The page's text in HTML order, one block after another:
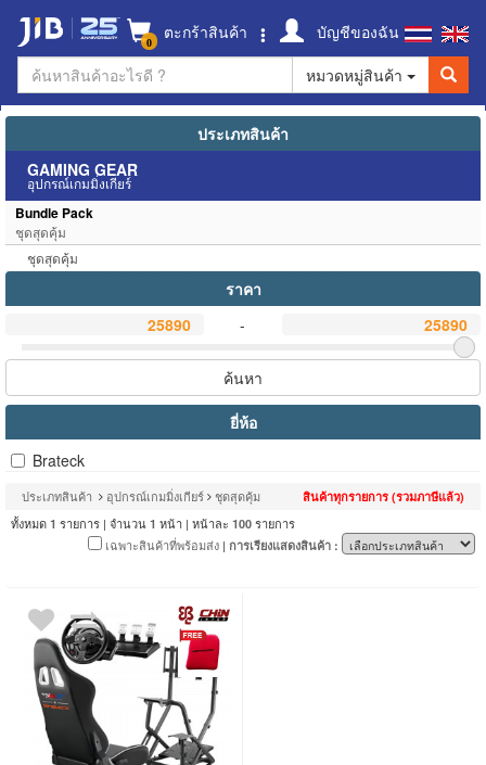
0 ตะกร้าสินค้า
บัญชีของฉัน
หมวดหมู่สินค้า
ประเภทสินค้า
GAMING GEAR
อุปกรณ์เกมมิ่งเกียร์
Bundle Pack
ชุดสุดคุ้ม
ชุดสุดคุ้ม
ราคา
-
ค้นหา
ยี่ห้อ
Brateck
ประเภทสินค้า อุปกรณ์เกมมิ่งเกียร์ ชุดสุดคุ้ม สินค้าทุกรายการ (รวมภาษีแล้ว)
ทั้งหมด 1 รายการ | จำนวน 1 หน้า | หน้าละ 100 รายการ
เฉพาะสินค้าที่พร้อมส่ง | การเรียงแสดงสินค้า :